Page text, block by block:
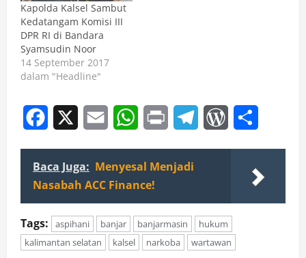
Kapolda Kalsel Sambut
Kedatangam Komisi III
DPR RI di Bandara
Syamsudin Noor
14 September 2017
dalam "Headline"
Facebook Email WhatsApp
Print TelegramWordPress
Baca Juga: Menyesal Menjadi
Nasabah ACC Finance!
Tags: aspihani banjar banjarmasin
hukum
kalimantan selatan
kalsel narkoba wartawan